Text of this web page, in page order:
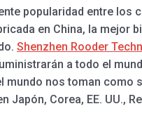
popularidad entre los
en China, la mejor
Shenzhen Rooder
a todo el
mundo nos toman como
Corea, EE. UU.,